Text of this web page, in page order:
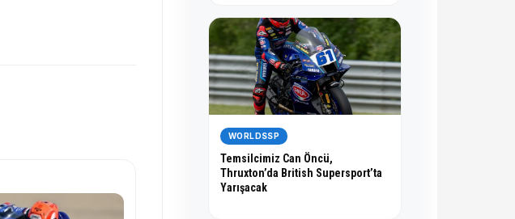
WORLDSSP
Temsilcimiz Can Öncü,
Thruxton’da British Supersport’ta
Yarışacak